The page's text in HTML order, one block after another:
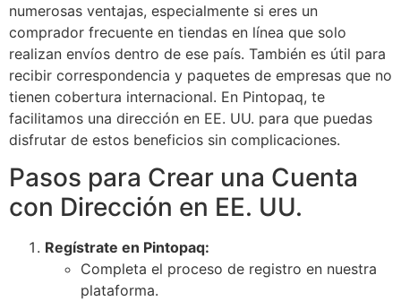
numerosas ventajas, especialmente si eres un
comprador frecuente en tiendas en línea que solo
realizan envíos dentro de ese país. También es útil para
recibir correspondencia y paquetes de empresas que no
tienen cobertura internacional. En Pintopaq, te
facilitamos una dirección en EE. UU. para que puedas
disfrutar de estos beneficios sin complicaciones.
Pasos para Crear una Cuenta
con Dirección en EE. UU.
Regístrate en Pintopaq:
Completa el proceso de registro en nuestra
plataforma.